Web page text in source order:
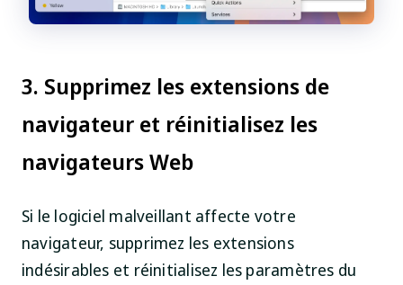
3. Supprimez les extensions de
navigateur et réinitialisez les
navigateurs Web
Si le logiciel malveillant affecte votre
navigateur, supprimez les extensions
indésirables et réinitialisez les paramètres du